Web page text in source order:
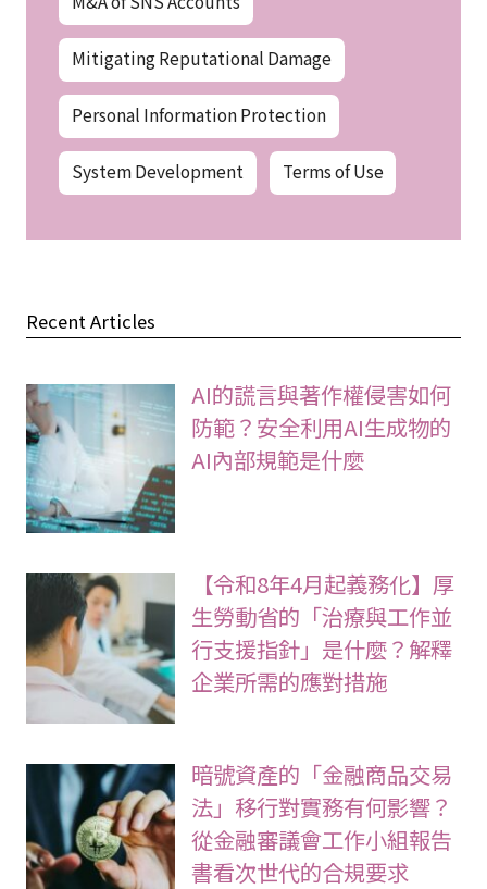
Mitigating Reputational Damage
Personal Information Protection
System Development Terms of Use
Recent Articles
AI的謊言與著作權侵害如何
防範？安全利用AI生成物的
AI內部規範是什麼
【令和8年4月起義務化】厚
生勞動省的「治療與工作並
行支援指針」是什麼？解釋
企業所需的應對措施
暗號資產的「金融商品交易
法」移行對實務有何影響？
從金融審議會工作小組報告
書看次世代的合規要求